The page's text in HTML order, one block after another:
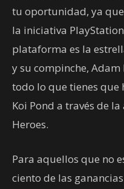
tu oportunidad, ya
la iniciativa
plataforma es la
y su compinche,
todo lo que tienes que
Koi Pond a través de
Heroes.
Para aquellos que no
ciento de las